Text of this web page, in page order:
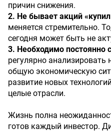
причин снижения.
2. Не бывает акций
меняется стремительно.
сегодня может быть не
3. Необходимо постоянно
регулярно анализировать
общую экономическую
развитие новых
целые отрасли.
Жизнь полна
готов каждый инвестор.